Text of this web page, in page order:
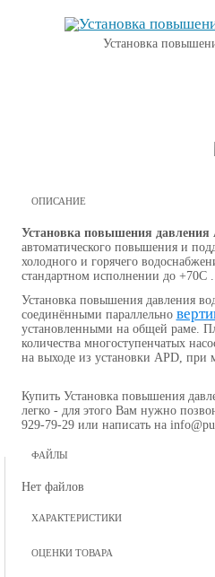
Установка
ОПИСАНИЕ
Установка повышения давления
автоматического повышения и
холодного и горячего
стандартном исполнении до +70С .
Установка повышения давления
соединёнными параллельно
установленными на общей раме.
количества многоступенчатых
на выходе из установки APD,
Купить Установка повышения
легко - для этого Вам нужно
929-79-29 или написать на
ФАЙЛЫ
Нет файлов
ХАРАКТЕРИСТИКИ
ОЦЕНКИ ТОВАРА